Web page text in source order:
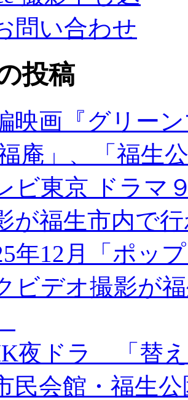
投稿
映画『グリー
庵」、「福生
ビ東京 ドラマ
が福生市内で
年12月「ポッ
ビデオ撮影が
夜ドラ 「替え
民会館・福生